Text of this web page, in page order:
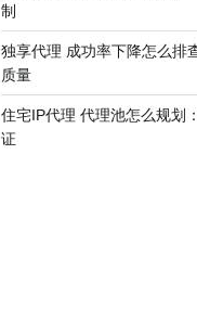
制
独享代理 成功率下降怎么排
质量
住宅IP代理 代理池怎么规划
证